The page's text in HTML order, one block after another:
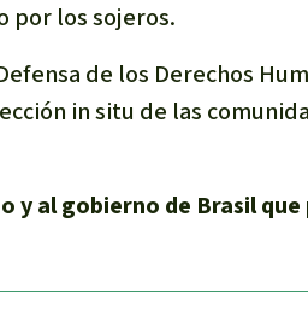
por los sojeros.
de los Derechos
in situ de las
y al gobierno de Brasil